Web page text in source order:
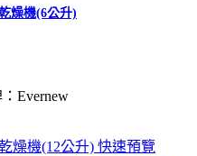
燥機(6公升)
Evernew
快速預覽